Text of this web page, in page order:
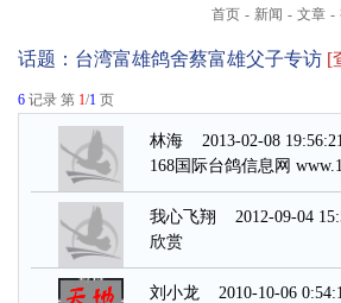
首页 - 新闻 - 文章 -
话题： 台湾富雄鸽舍蔡富雄父子专访 [
6 记录 第 1/1 页
林海 2013-02-08
168国际台鸽信息网
我心飞翔
2012-09-04
欣赏
刘小龙 2010-10-06